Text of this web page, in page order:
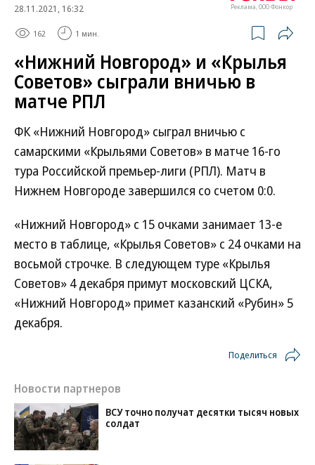
Реклама, ООО Фонкор
28.11.2021, 16:32
162 1 мин.
«Нижний Новгород» и «Крылья
Советов» сыграли вничью в
матче РПЛ
ФК «Нижний Новгород» сыграл вничью с
самарскими «Крыльями Советов» в матче 16-го
тура Российской премьер-лиги (РПЛ). Матч в
Нижнем Новгороде завершился со счетом 0:0.
«Нижний Новгород» с 15 очками занимает 13-е
место в таблице, «Крылья Советов» с 24 очками на
восьмой строчке. В следующем туре «Крылья
Советов» 4 декабря примут московский ЦСКА,
«Нижний Новгород» примет казанский «Рубин» 5
декабря.
Поделиться
Новости партнеров
ВСУ точно получат десятки тысяч новых
солдат